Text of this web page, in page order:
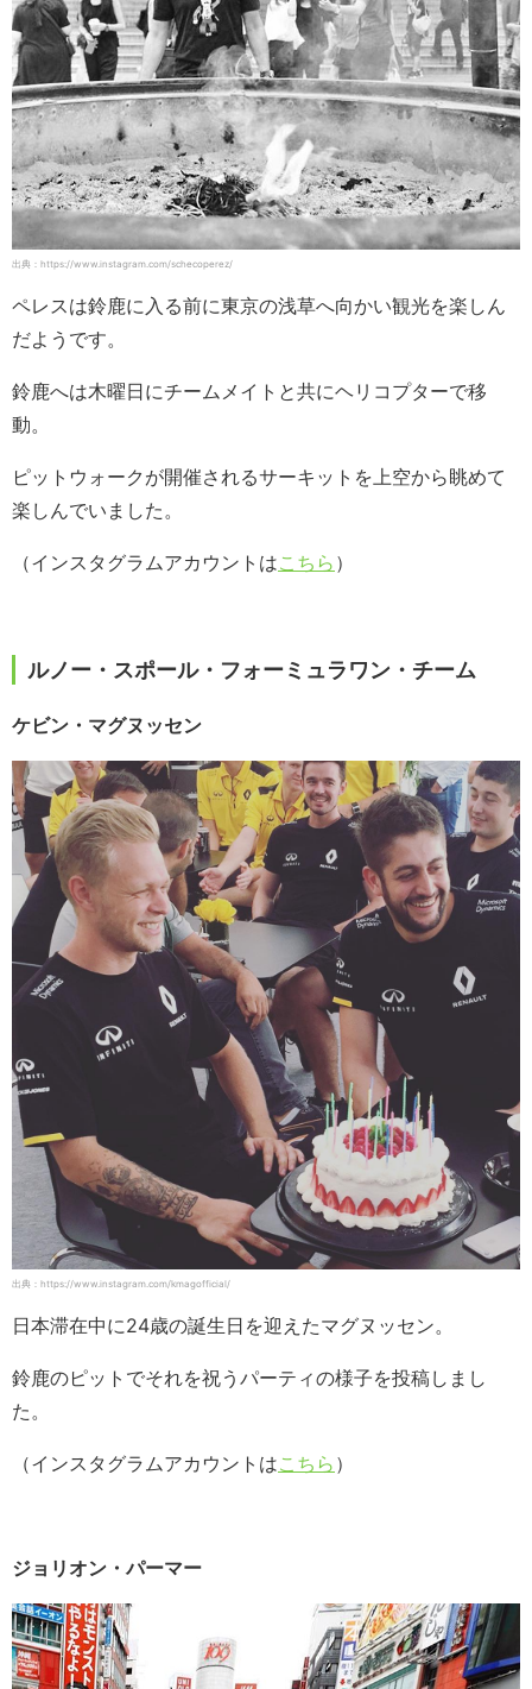
出典：https://www.instagram.com/schecoperez/
ペレスは鈴鹿に入る前に東京の浅草へ向かい観光を楽しん
だようです。
鈴鹿へは木曜日にチームメイトと共にヘリコプターで移
動。
ピットウォークが開催されるサーキットを上空から眺めて
楽しんでいました。
（インスタグラムアカウントはこちら ）
ルノー・スポール・フォーミュラワン・チーム
ケビン・マグヌッセン
出典：https://www.instagram.com/kmagofficial/
日本滞在中に24歳の誕生日を迎えたマグヌッセン。
鈴鹿のピットでそれを祝うパーティの様子を投稿しまし
た。
（インスタグラムアカウントはこちら ）
ジョリオン・パーマー